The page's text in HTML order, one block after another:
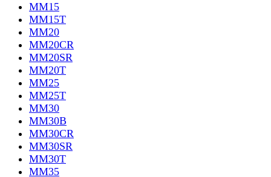
MM15
MM15T
MM20
MM20CR
MM20SR
MM20T
MM25
MM25T
MM30
MM30B
MM30CR
MM30SR
MM30T
MM35